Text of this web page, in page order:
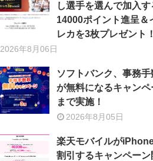
し選手を選んで加入
14000ポイント進呈＆
レカを3枚プレゼント！
2026年8月06日
ソフトバンク、事務手
が無料になるキャン
まで実施！
2026年8月05日
楽天モバイルが
割引するキャンペーン